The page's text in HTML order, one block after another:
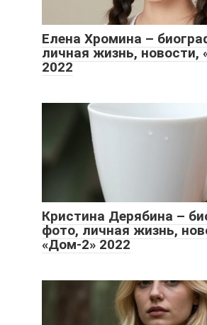
Елена Хромина –
личная жизнь, новости,
2022
Кристина Дерябина –
фото, личная жизнь,
«Дом-2» 2022